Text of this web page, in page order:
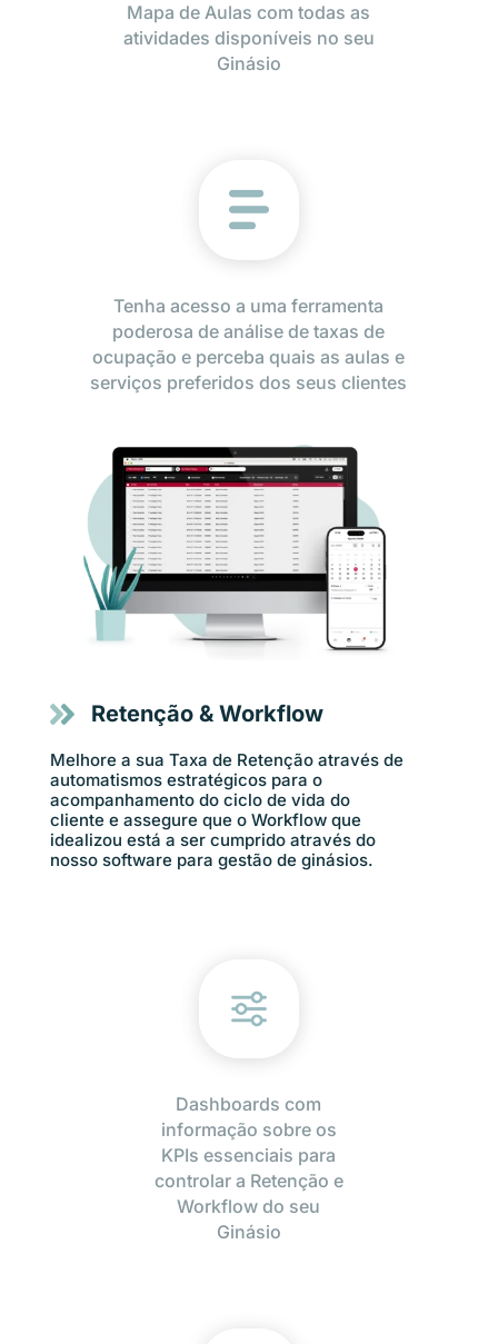
Mapa de Aulas com todas as
atividades disponíveis no seu
Ginásio
Tenha acesso a uma ferramenta
poderosa de análise de taxas de
ocupação e perceba quais as aulas e
serviços preferidos dos seus clientes
Retenção & Workflow
Melhore a sua Taxa de Retenção através de
automatismos estratégicos para o
acompanhamento do ciclo de vida do
cliente e assegure que o Workflow que
idealizou está a ser cumprido através do
nosso software para gestão de ginásios.
Dashboards com
informação sobre os
KPIs essenciais para
controlar a Retenção e
Workflow do seu
Ginásio